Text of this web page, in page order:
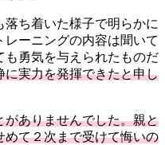
ち着いた様子で明らかに
ーニングの内容は聞いて
も勇気を与えられたものだ
に実力を発揮できたと申し
ありませんでした。親と
て２次まで受けて悔いの